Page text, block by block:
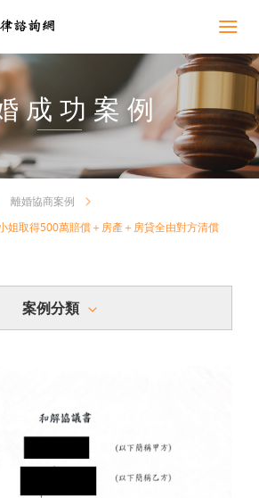
成功案例
離婚協商案例
姐取得500萬賠償＋房產＋房貸全由對方清償
案例分類